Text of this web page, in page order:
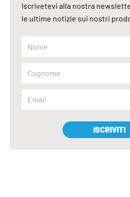
Iscrivetevi alla nostra
le ultime notizie sui nostri
ISCRIVITI